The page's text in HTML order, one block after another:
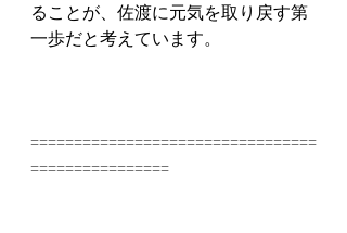
ることが、佐渡に元気を取り戻す第
一歩だと考えています。
=================================
================